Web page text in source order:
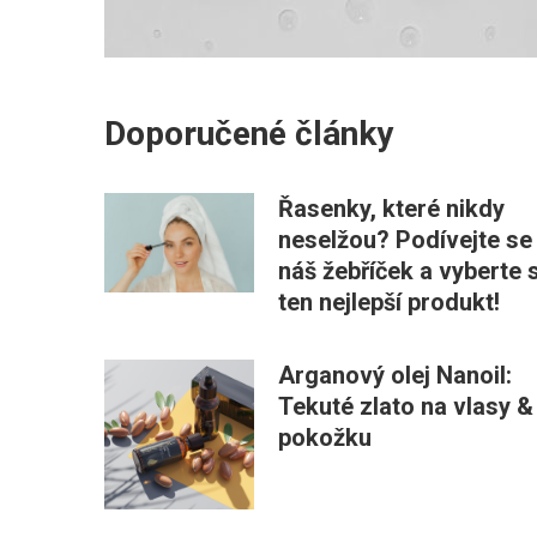
Doporučené články
Řasenky, které nikdy
neselžou? Podívejte se
náš žebříček a vyberte
ten nejlepší produkt!
Arganový olej Nanoil:
Tekuté zlato na vlasy &
pokožku